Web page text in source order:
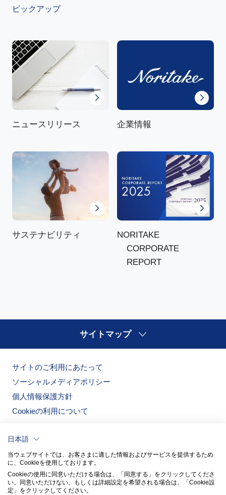
ピックアップ
ニュースリリース 企業情報
サステナビリティ
NORITAKE
CORPORATE
REPORT
サイトマップ
サイトのご利用にあたって
ソーシャルメディアポリシー
個人情報保護方針
Cookieの利用について
日本語
当ウェブサイトでは、お客さまに適した情報およびサービスを提供するため
に、Cookieを使用しております。
Cookieの使用に同意いただける場合は、「同意する」をクリックしてくださ
い。​同意いただけない、もしくは詳細設定を希望される場合は、「Cookie設
定」をクリックしてください。​